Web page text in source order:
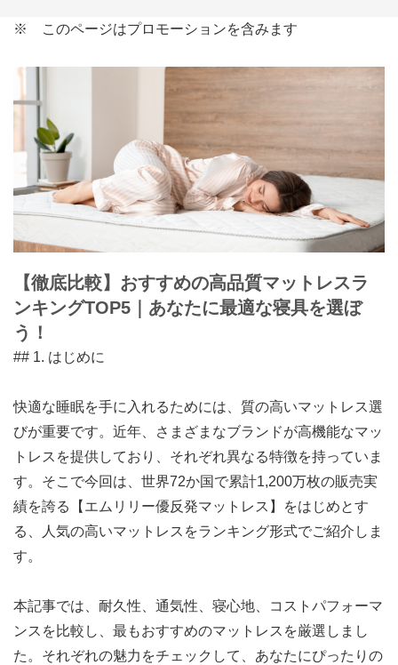
※ このページはプロモーションを含みます
【徹底比較】おすすめの高品質マットレスラ
ンキングTOP5｜あなたに最適な寝具を選ぼ
う！
## 1. はじめに
快適な睡眠を手に入れるためには、質の高いマットレス選
びが重要です。近年、さまざまなブランドが高機能なマッ
トレスを提供しており、それぞれ異なる特徴を持っていま
す。そこで今回は、世界72か国で累計1,200万枚の販売実
績を誇る【エムリリー優反発マットレス】をはじめとす
る、人気の高いマットレスをランキング形式でご紹介しま
す。
本記事では、耐久性、通気性、寝心地、コストパフォーマ
ンスを比較し、最もおすすめのマットレスを厳選しまし
た。それぞれの魅力をチェックして、あなたにぴったりの